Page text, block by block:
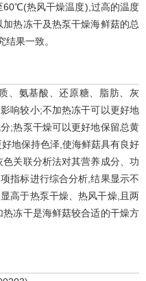
60℃(热风干燥温度),过高的温度
热冻干及热泵干燥海鲜菇的总
结果一致。
、氨基酸、还原糖、脂肪、灰
响较小;不加热冻干可以更好地
;热泵干燥可以更好地保留总黄
地保持色泽,使海鲜菇具有良好
关联分析法对其营养成分、功
指标进行综合分析,结果显示不
高于热泵干燥、热风干燥,且两
冻干是海鲜菇较合适的干燥方